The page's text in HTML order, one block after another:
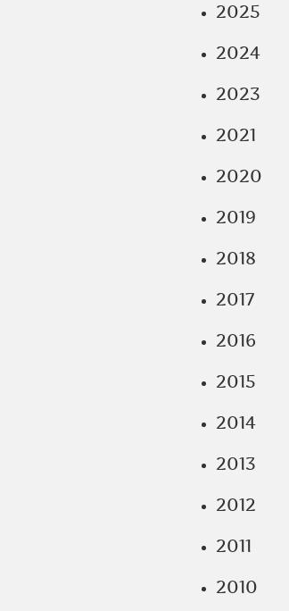
2025
2024
2023
2021
2020
2019
2018
2017
2016
2015
2014
2013
2012
2011
2010